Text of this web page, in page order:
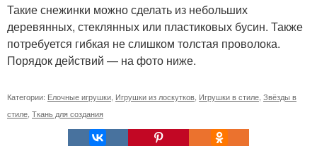
Такие снежинки можно сделать из небольших
деревянных, стеклянных или пластиковых бусин. Также
потребуется гибкая не слишком толстая проволока.
Порядок действий — на фото ниже.
Категории: Елочные игрушки Игрушки из лоскутков Игрушки в стиле Звёзды в
стиле Ткань для создания